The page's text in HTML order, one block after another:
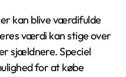
kan blive værdifulde
værdi kan stige over
sjældnere. Speciel
for at købe